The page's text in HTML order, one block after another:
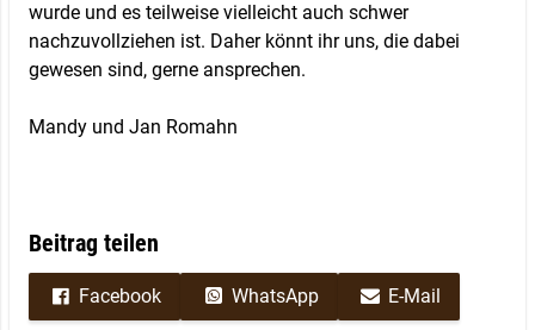
wurde und es teilweise vielleicht auch schwer
nachzuvollziehen ist. Daher könnt ihr uns, die dabei
gewesen sind, gerne ansprechen.
Mandy und Jan Romahn
Beitrag teilen
Facebook WhatsApp E-Mail